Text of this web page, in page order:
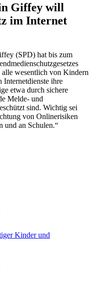
Giffey will
im Internet
(SPD) hat bis zum
wesentlich von Kindern
Internetdienste ihre
etwa durch sichere
Melde- und
sind. Wichtig sei
von Onlinerisiken
und an Schulen.“
Kinder und